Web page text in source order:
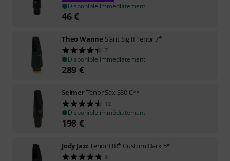
Disponible immédiatement
46€
Theo Wanne Slant Sig II Tenor 7*
7
Disponible immédiatement
289 €
SelmerTenor Sax S80 C**
12
Disponible immédiatement
198 €
Jody JazzTenor HR* Custom Dark 5*
8